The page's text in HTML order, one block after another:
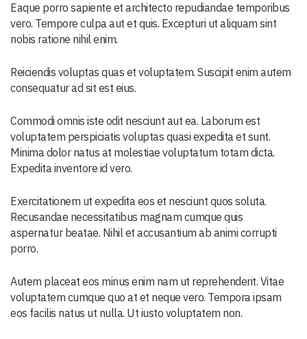
Eaque porro sapiente et architecto repudiandae temporibus
vero. Tempore culpa aut et quis. Excepturi ut aliquam sint
nobis ratione nihil enim.
Reiciendis voluptas quas et voluptatem. Suscipit enim autem
consequatur ad sit est eius.
Commodi omnis iste odit nesciunt aut ea. Laborum est
voluptatem perspiciatis voluptas quasi expedita et sunt.
Minima dolor natus at molestiae voluptatum totam dicta.
Expedita inventore id vero.
Exercitationem ut expedita eos et nesciunt quos soluta.
Recusandae necessitatibus magnam cumque quis
aspernatur beatae. Nihil et accusantium ab animi corrupti
porro.
Autem placeat eos minus enim nam ut reprehenderit. Vitae
voluptatem cumque quo at et neque vero. Tempora ipsam
eos facilis natus ut nulla. Ut iusto voluptatem non.